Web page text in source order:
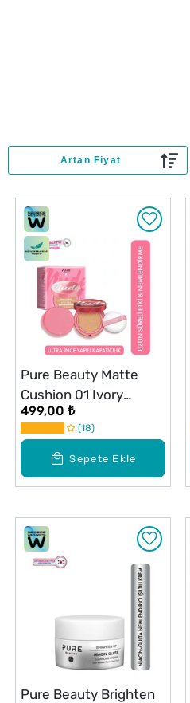
Sepete Ekle
Pure Beauty Matte
Cushion 01 Ivory
SPF50 PA++++ 12 g
499,00 ₺
18
Pure Beauty Brighten